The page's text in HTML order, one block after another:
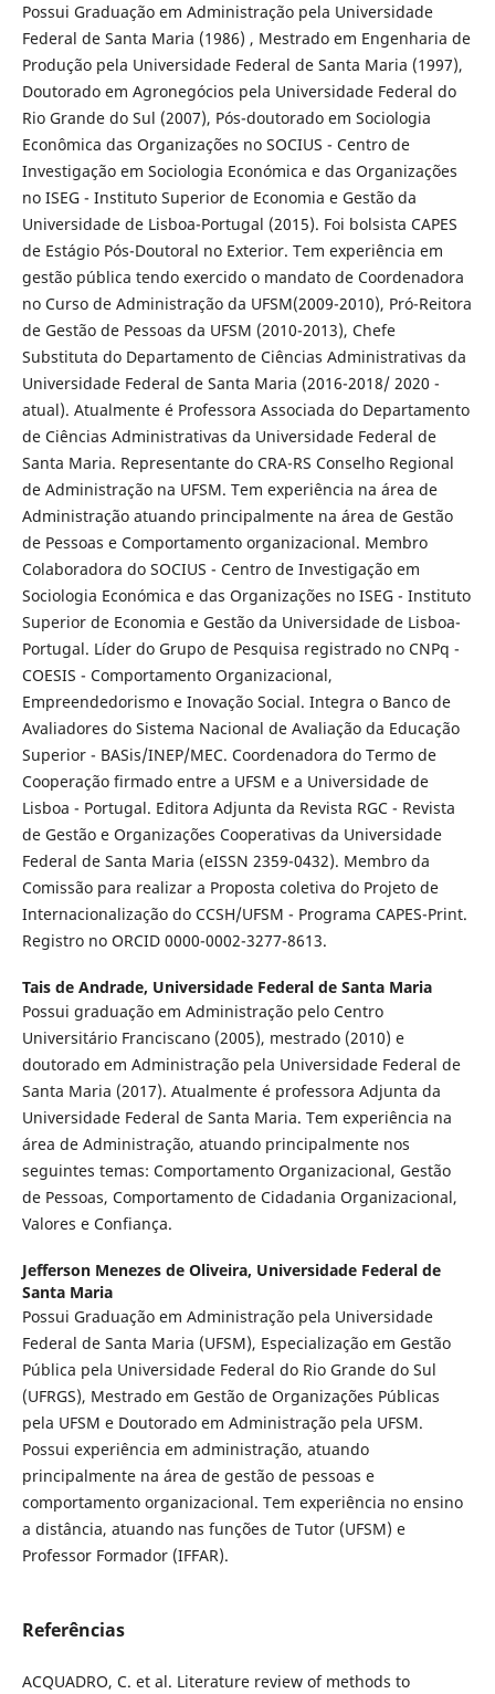
Possui Graduação em Administração pela Universidade
Federal de Santa Maria (1986) , Mestrado em Engenharia de
Produção pela Universidade Federal de Santa Maria (1997),
Doutorado em Agronegócios pela Universidade Federal do
Rio Grande do Sul (2007), Pós-doutorado em Sociologia
Econômica das Organizações no SOCIUS - Centro de
Investigação em Sociologia Económica e das Organizações
no ISEG - Instituto Superior de Economia e Gestão da
Universidade de Lisboa-Portugal (2015). Foi bolsista CAPES
de Estágio Pós-Doutoral no Exterior. Tem experiência em
gestão pública tendo exercido o mandato de Coordenadora
no Curso de Administração da UFSM(2009-2010), Pró-Reitora
de Gestão de Pessoas da UFSM (2010-2013), Chefe
Substituta do Departamento de Ciências Administrativas da
Universidade Federal de Santa Maria (2016-2018/ 2020 -
atual). Atualmente é Professora Associada do Departamento
de Ciências Administrativas da Universidade Federal de
Santa Maria. Representante do CRA-RS Conselho Regional
de Administração na UFSM. Tem experiência na área de
Administração atuando principalmente na área de Gestão
de Pessoas e Comportamento organizacional. Membro
Colaboradora do SOCIUS - Centro de Investigação em
Sociologia Económica e das Organizações no ISEG - Instituto
Superior de Economia e Gestão da Universidade de Lisboa-
Portugal. Líder do Grupo de Pesquisa registrado no CNPq -
COESIS - Comportamento Organizacional,
Empreendedorismo e Inovação Social. Integra o Banco de
Avaliadores do Sistema Nacional de Avaliação da Educação
Superior - BASis/INEP/MEC. Coordenadora do Termo de
Cooperação firmado entre a UFSM e a Universidade de
Lisboa - Portugal. Editora Adjunta da Revista RGC - Revista
de Gestão e Organizações Cooperativas da Universidade
Federal de Santa Maria (eISSN 2359-0432). Membro da
Comissão para realizar a Proposta coletiva do Projeto de
Internacionalização do CCSH/UFSM - Programa CAPES-Print.
Registro no ORCID 0000-0002-3277-8613.
Tais de Andrade, Universidade Federal de Santa Maria
Possui graduação em Administração pelo Centro
Universitário Franciscano (2005), mestrado (2010) e
doutorado em Administração pela Universidade Federal de
Santa Maria (2017). Atualmente é professora Adjunta da
Universidade Federal de Santa Maria. Tem experiência na
área de Administração, atuando principalmente nos
seguintes temas: Comportamento Organizacional, Gestão
de Pessoas, Comportamento de Cidadania Organizacional,
Valores e Confiança.
Jefferson Menezes de Oliveira, Universidade Federal de
Santa Maria
Possui Graduação em Administração pela Universidade
Federal de Santa Maria (UFSM), Especialização em Gestão
Pública pela Universidade Federal do Rio Grande do Sul
(UFRGS), Mestrado em Gestão de Organizações Públicas
pela UFSM e Doutorado em Administração pela UFSM.
Possui experiência em administração, atuando
principalmente na área de gestão de pessoas e
comportamento organizacional. Tem experiência no ensino
a distância, atuando nas funções de Tutor (UFSM) e
Professor Formador (IFFAR).
Referências
ACQUADRO, C. et al. Literature review of methods to